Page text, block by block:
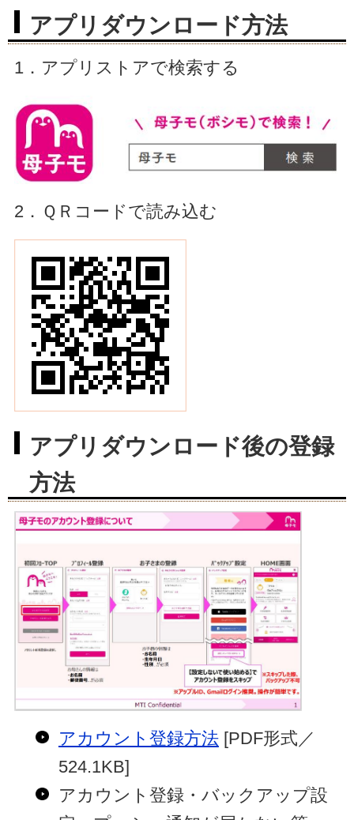
アプリダウンロード方法
1．アプリストアで検索する
2．ＱＲコードで読み込む
アプリダウンロード後の登録
方法
アカウント登録方法[PDF形式／
524.1KB]
アカウント登録・バックアップ設